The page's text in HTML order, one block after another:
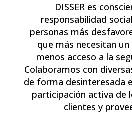
DISSER es
responsabilidad
personas más
que más necesitan
menos acceso a la
Colaboramos con
de forma desinteresada
participación activa de
clientes y